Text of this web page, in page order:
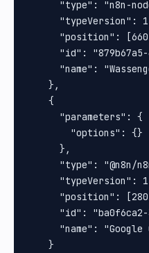
"type": "n8n-
"typeVersion":
"position":
"id":
"name":
    },
    {
      "parameters": {
        "options": {}
      },
"type": "@n8n/
"typeVersion":
"position":
"id":
"name": "Google
    }